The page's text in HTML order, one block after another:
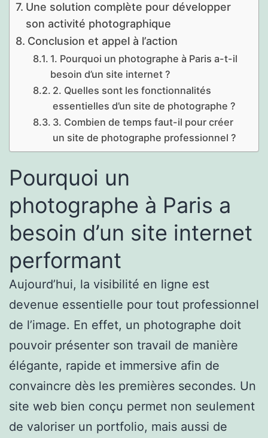
Une solution complète pour développer
son activité photographique
Conclusion et appel à l’action
1. Pourquoi un photographe à Paris a-t-il
besoin d’un site internet ?
2. Quelles sont les fonctionnalités
essentielles d’un site de photographe ?
3. Combien de temps faut-il pour créer
un site de photographe professionnel ?
Pourquoi un
photographe à Paris a
besoin d’un site internet
performant
Aujourd’hui, la visibilité en ligne est
devenue essentielle pour tout professionnel
de l’image. En effet, un photographe doit
pouvoir présenter son travail de manière
élégante, rapide et immersive afin de
convaincre dès les premières secondes. Un
site web bien conçu permet non seulement
de valoriser un portfolio, mais aussi de